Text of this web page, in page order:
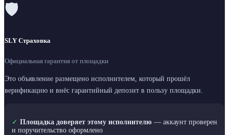
🛡
SLY Страховка
Официальная гарантия от площадки
Это объявление размещено исполнителем, который прошёл
верификацию и внёс гарантийный депозит в пользу площадки.
✓ Площадка доверяет этому исполнителю — аккаунт проверен
и поручительство оформлено